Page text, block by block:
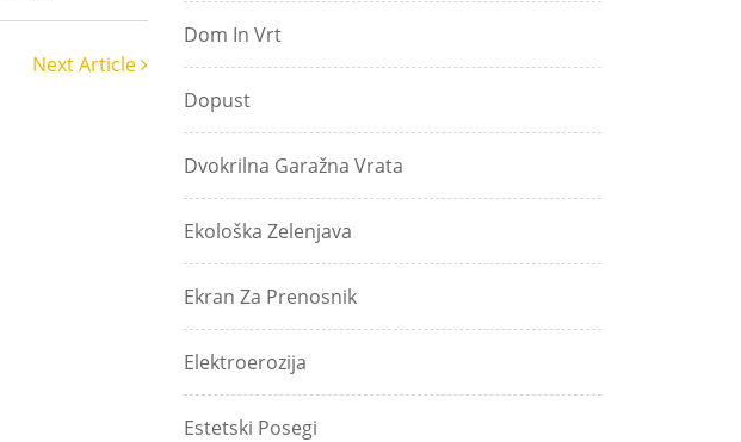
Next Article
Dom In Vrt
Dopust
Dvokrilna Garažna Vrata
Ekološka Zelenjava
Ekran Za Prenosnik
Elektroerozija
Estetski Posegi